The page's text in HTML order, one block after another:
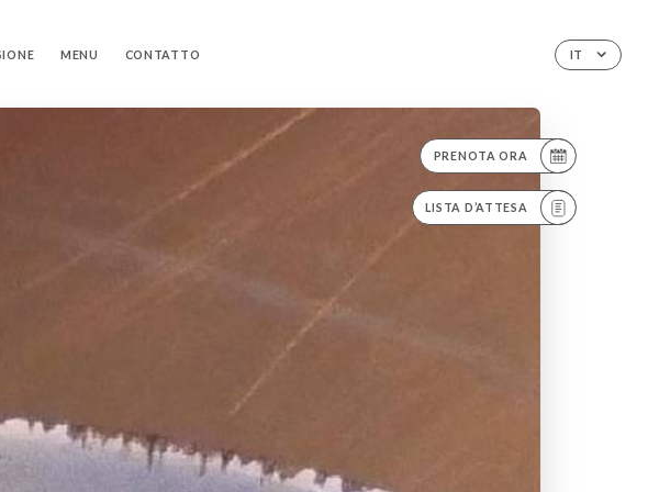
IT
MENU CONTATTO
PRENOTA ORA
LISTA D’ATTESA